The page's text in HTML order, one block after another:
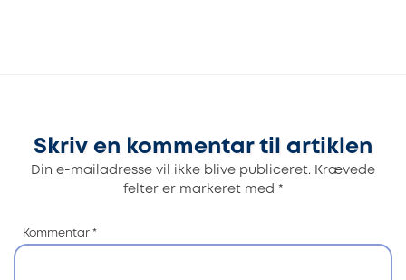
Skriv en kommentar til artiklen
Din e-mailadresse vil ikke blive publiceret. Krævede
felter er markeret med *
Kommentar *